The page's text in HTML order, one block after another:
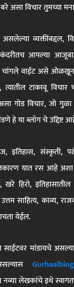
असा विचार तुमच्या
व्यक्तींबद्दल,
आपल्या
चांगले वाईट असे ओळखून
टाकावू विचार
गोड विचार, जो
हे या ब्लॉग चे उद्दिष्ट
इतिहास, संस्कृती,
यात रस आहे अशा
हिरो, इतिहासातील
साहित्य, काव्य,
येईल.
मांडायचे
लेखकांचे इथे